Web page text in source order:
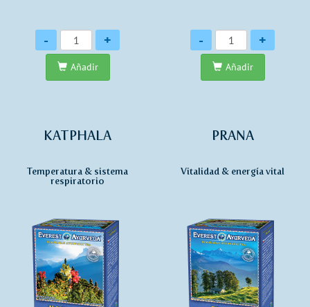
Cantidad
- +
Añadir
Cantidad
- +
Añadir
KATPHALA
Temperatura & sistema
respiratorio
PRANA
Vitalidad & energía vital